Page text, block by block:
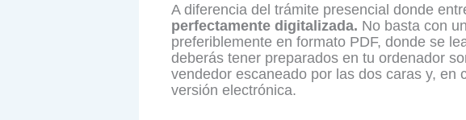
A diferencia del trámite presencial donde
perfectamente digitalizada. No basta con
preferiblemente en formato PDF, donde se
deberás tener preparados en tu ordenador
vendedor escaneado por las dos caras y,
versión electrónica.